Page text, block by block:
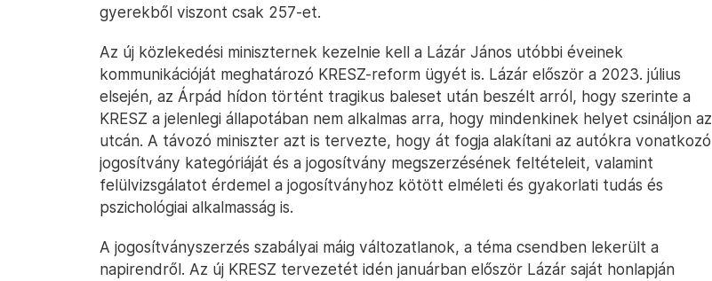
gyerekből viszont csak 257-et.
Az új közlekedési miniszternek kezelnie kell a Lázár János utóbbi éveinek
kommunikációját meghatározó KRESZ-reform ügyét is. Lázár először a 2023. július
elsején, az Árpád hídon történt tragikus baleset után beszélt arról, hogy szerinte a
KRESZ a jelenlegi állapotában nem alkalmas arra, hogy mindenkinek helyet csináljon az
utcán. A távozó miniszter azt is tervezte, hogy át fogja alakítani az autókra vonatkozó
jogosítvány kategóriáját és a jogosítvány megszerzésének feltételeit, valamint
felülvizsgálatot érdemel a jogosítványhoz kötött elméleti és gyakorlati tudás és
pszichológiai alkalmasság is.
A jogosítványszerzés szabályai máig változatlanok, a téma csendben lekerült a
napirendről. Az új KRESZ tervezetét idén januárban először Lázár saját honlapján